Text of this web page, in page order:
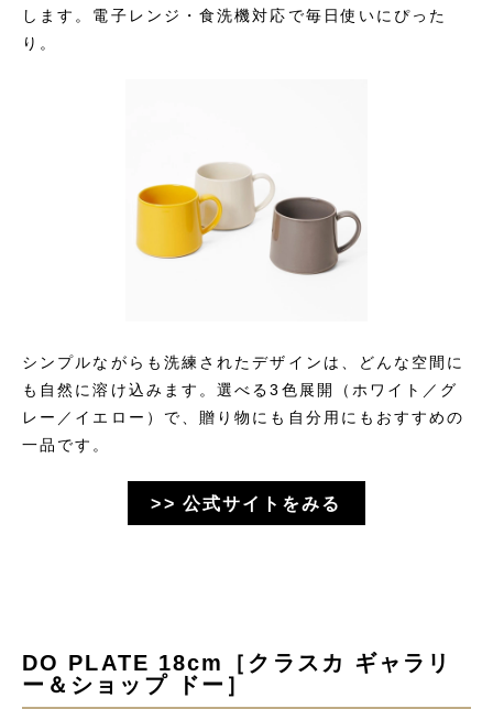
します。電子レンジ・食洗機対応で毎日使いにぴった
り。
シンプルながらも洗練されたデザインは、どんな空間に
も自然に溶け込みます。選べる3色展開（ホワイト／グ
レー／イエロー）で、贈り物にも自分用にもおすすめの
一品です。
>> 公式サイトをみる
DO PLATE 18cm［クラスカ ギャラリ
ー＆ショップ ドー］